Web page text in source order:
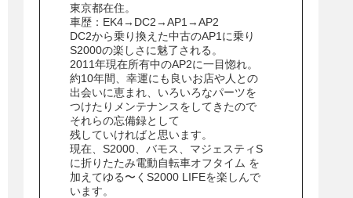
東京都在住。
車歴：EK4→DC2→AP1→AP2
DC2から乗り換えた中古のAP1に乗り
S2000の楽しさに魅了される。
2011年現在所有中のAP2に一目惚れ。
約10年間、幸運にも良いお店や人との
出会いに恵まれ、いろいろなパーツを
つけたりメンテナンスをしてきたので
それらの忘備録として
残していければと思います。
現在、S2000、バモス、マジェスティS
に折りたたみ電動自転車オフタイム を
加えてゆる〜くS2000 LIFEを楽しんで
います。